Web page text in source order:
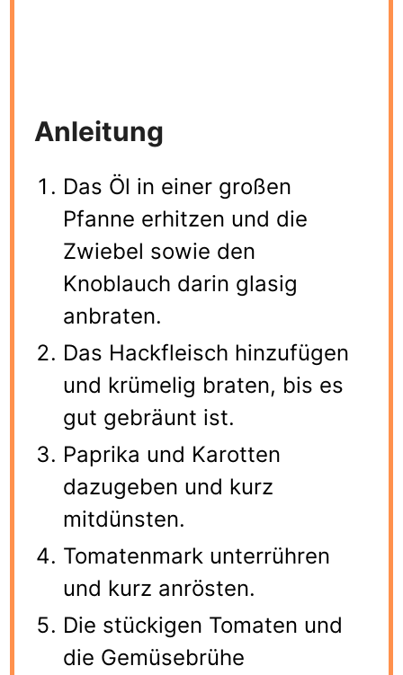
Anleitung
Das Öl in einer großen
Pfanne erhitzen und die
Zwiebel sowie den
Knoblauch darin glasig
anbraten.
Das Hackfleisch hinzufügen
und krümelig braten, bis es
gut gebräunt ist.
Paprika und Karotten
dazugeben und kurz
mitdünsten.
Tomatenmark unterrühren
und kurz anrösten.
Die stückigen Tomaten und
die Gemüsebrühe